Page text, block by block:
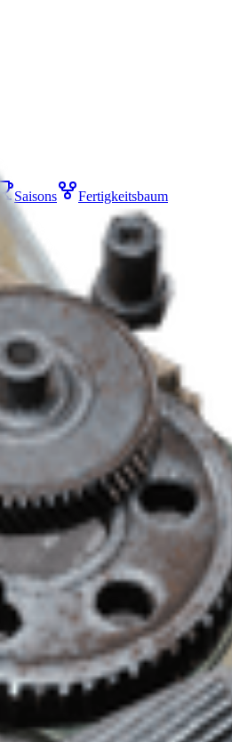
Saisons Fertigkeitsbaum